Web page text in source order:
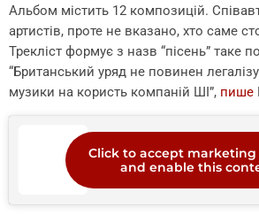
Альбом містить 12 композицій.
артистів, проте не вказано, хто саме
Трекліст формує з назв “пісень” таке
“Британський уряд не повинен
музики на користь компаній ШІ”, пише
Click to accept marketing
and enable this